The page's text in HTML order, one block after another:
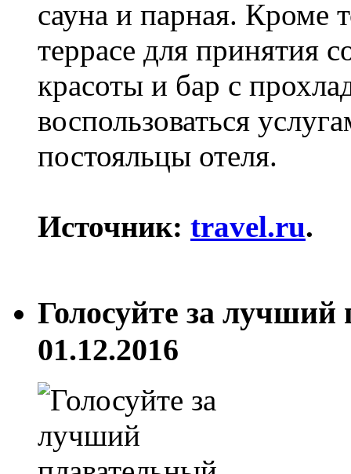
сауна и парная. Кроме
террасе для принятия
красоты и бар с
воспользоваться
постояльцы отеля.
Источник: travel.ru.
Голосуйте за лучший
01.12.2016